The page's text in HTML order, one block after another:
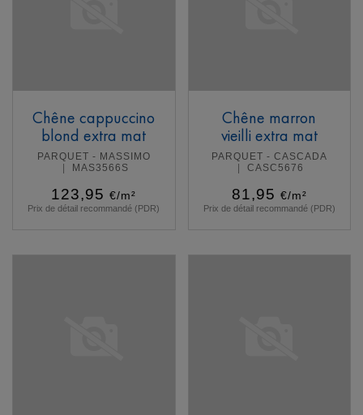
Chêne cappuccino
blond extra mat
PARQUET - MASSIMO
MAS3566S
123,95 €/m²
Prix de détail recommandé (PDR)
Chêne marron
vieilli extra mat
PARQUET - CASCADA
CASC5676
81,95 €/m²
Prix de détail recommandé (PDR)